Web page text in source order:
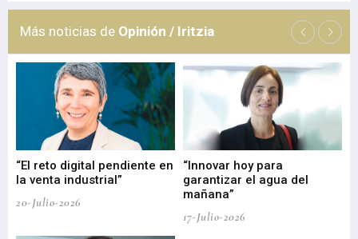
Más noticias de Opinión / Iritzia
“El reto digital pendiente en
la venta industrial”
20-Julio-2026
“Innovar hoy para
garantizar el agua del
mañana”
17-Julio-2026